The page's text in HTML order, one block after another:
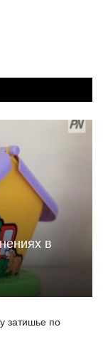
в
затишье по